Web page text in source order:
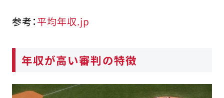
参考：平均年収.jp
年収が高い審判の特徴